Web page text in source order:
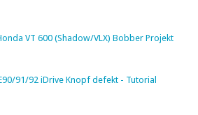
VT 600 (Shadow/VLX) Bobber Projekt
91/92 iDrive Knopf defekt - Tutorial